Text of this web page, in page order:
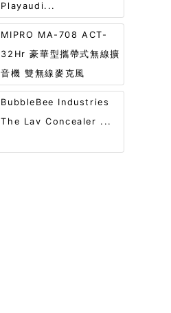
Playaudi...
MIPRO MA-708 ACT-
32Hr 豪華型攜帶式無線擴
音機 雙無線麥克風
BubbleBee Industries
The Lav Concealer ...